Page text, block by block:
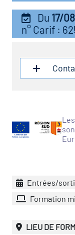
de
des
Du 17/
n° Carif :
Entrées/
Formation
LIEU DE